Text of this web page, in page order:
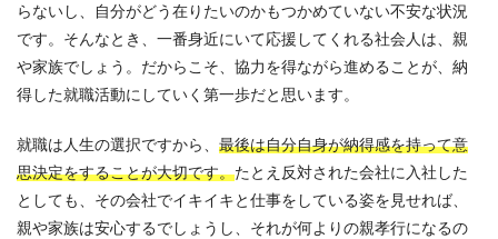
らないし、自分がどう在りたいのかもつかめていない不安な状況
です。そんなとき、一番身近にいて応援してくれる社会人は、親
や家族でしょう。だからこそ、協力を得ながら進めることが、納
得した就職活動にしていく第一歩だと思います。
就職は人生の選択ですから、 最後は自分自身が納得感を持って意
思決定をすることが大切です。たとえ反対された会社に入社した
としても、その会社でイキイキと仕事をしている姿を見せれば、
親や家族は安心するでしょうし、それが何よりの親孝行になるの